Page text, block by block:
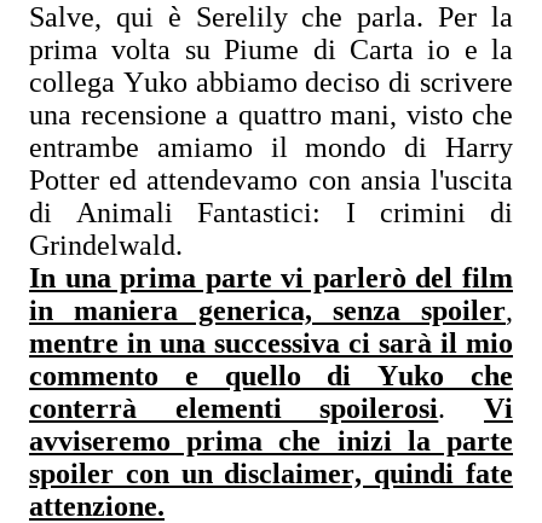
Salve, qui è Serelily che parla. Per la
prima volta su Piume di Carta io e la
collega Yuko abbiamo deciso di scrivere
una recensione a quattro mani, visto che
entrambe amiamo il mondo di Harry
Potter ed attendevamo con ansia l'uscita
di Animali Fantastici: I crimini di
Grindelwald.
In una prima parte vi parlerò del film
in maniera generica, senza spoiler,
mentre in una successiva ci sarà il mio
commento e quello di Yuko che
conterrà elementi spoilerosi.Vi
avviseremo prima che inizi la parte
spoiler con un disclaimer, quindi fate
attenzione.